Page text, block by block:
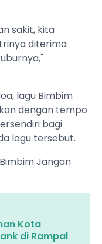
sakit, kita
diterima
lagu Bimbim
dengan tempo
bagi
lagu tersebut.
Jangan
Kota
di Rampal